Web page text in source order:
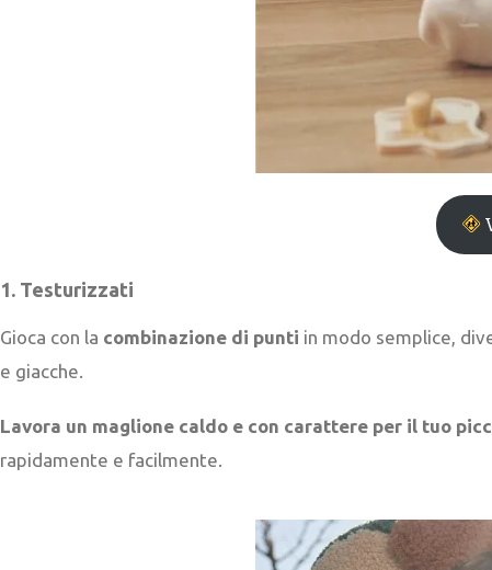
1. Testurizzati
Gioca con la combinazione di punti in modo semplice,
e giacche.
Lavora un maglione caldo e con carattere per il tuo
rapidamente e facilmente.